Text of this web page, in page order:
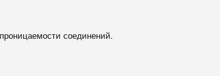
соединений.